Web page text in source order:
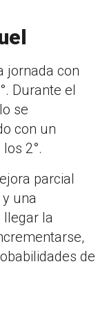
jornada con
Durante el
se
con un
2°.
parcial
una
llegar la
de